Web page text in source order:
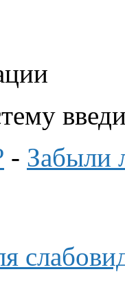
- Забыли